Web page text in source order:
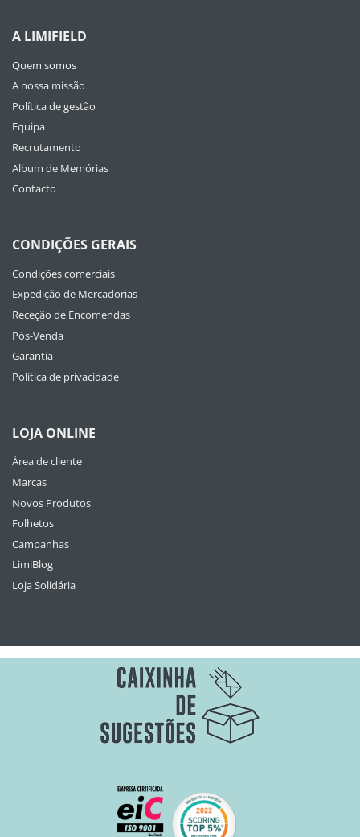
A LIMIFIELD
Quem somos
A nossa missão
Política de gestão
Equipa
Recrutamento
Album de Memórias
Contacto
CONDIÇÕES GERAIS
Condições comerciais
Expedição de Mercadorias
Receção de Encomendas
Pós-Venda
Garantia
Política de privacidade
LOJA ONLINE
Área de cliente
Marcas
Novos Produtos
Folhetos
Campanhas
LimiBlog
Loja Solidária